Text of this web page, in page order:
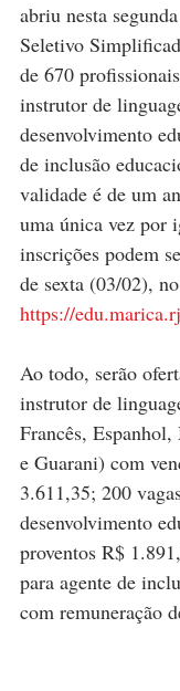
abriu nesta
Seletivo
de 670
instrutor de
desenvolvimento
de inclusão
validade é de um
uma única vez por
inscrições podem
de sexta (03/02),
https://
Ao todo, serão
instrutor de
Francês,
e Guarani) com
3.611,35; 200
desenvolvimento
proventos R$
para agente de
com remuneração